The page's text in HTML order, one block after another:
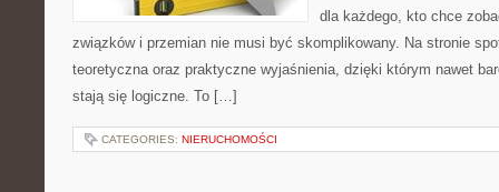
dla każdego, kto chce
związków i przemian nie musi być skomplikowany. Na stronie
teoretyczna oraz praktyczne wyjaśnienia, dzięki którym nawet
stają się logiczne. To […]
CATEGORIES: NIERUCHOMOŚCI